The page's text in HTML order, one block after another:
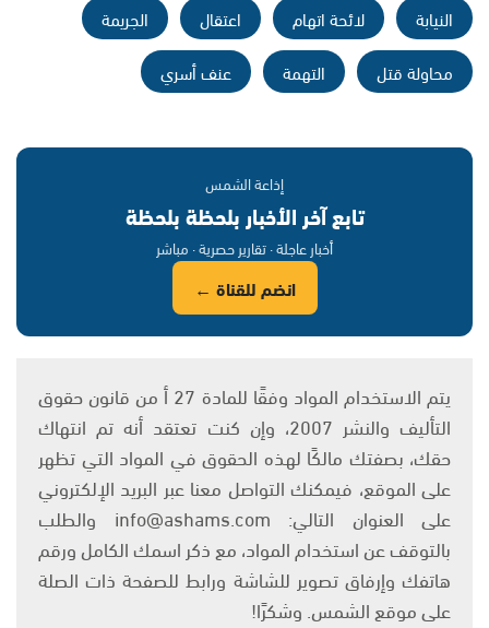
النيابة لائحة اتهام اعتقال
الجريمة
محاولة قتل
التهمة عنف أسري
إذاعة الشمس
تابع آخر الأخبار بلحظة بلحظة
أخبار عاجلة · تقارير حصرية · مباشر
انضم للقناة ←
يتم الاستخدام المواد وفقًا للمادة 27 أ من قانون حقوق
التأليف والنشر 2007، وإن كنت تعتقد أنه تم انتهاك
حقك، بصفتك مالكًا لهذه الحقوق في المواد التي تظهر
على الموقع، فيمكنك التواصل معنا عبر البريد الإلكتروني
على العنوان التالي: info@ashams.com والطلب
بالتوقف عن استخدام المواد، مع ذكر اسمك الكامل ورقم
هاتفك وإرفاق تصوير للشاشة ورابط للصفحة ذات الصلة
على موقع الشمس. وشكرًا!